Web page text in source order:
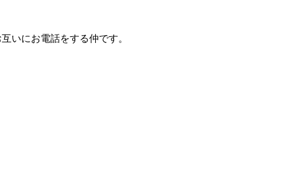
いにお電話をする仲です。